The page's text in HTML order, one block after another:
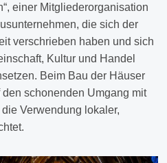
einer Mitgliederorganisation
die sich der
verschrieben haben und sich
Kultur und Handel
Beim Bau der Häuser
schonenden Umgang mit
Verwendung lokaler,